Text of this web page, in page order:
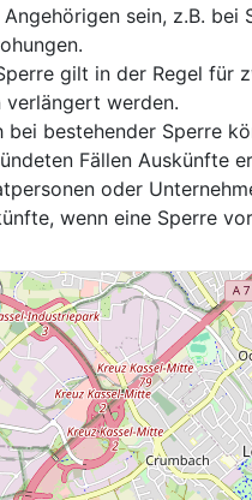
Angehörigen sein, z.B. bei
gilt in der Regel für
verlängert werden.
bei bestehender Sperre
Fällen Auskünfte
oder
wenn eine Sperre